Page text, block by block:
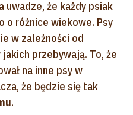
uwadze, że każdy psiak
o różnice wiekowe. Psy
w zależności od
jakich przebywają. To, że
na inne psy w
że będzie się tak
.